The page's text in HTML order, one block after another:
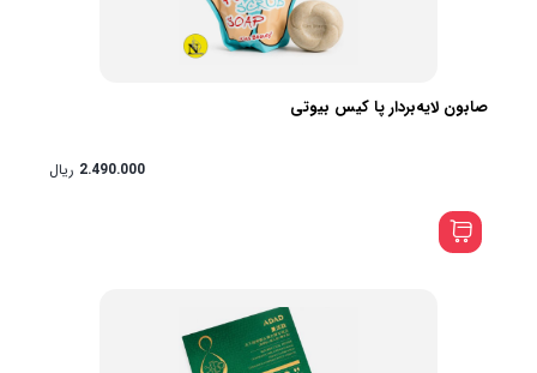
صابون لایه‌بردار پا کیس بیوتی
2.490.000 ریال